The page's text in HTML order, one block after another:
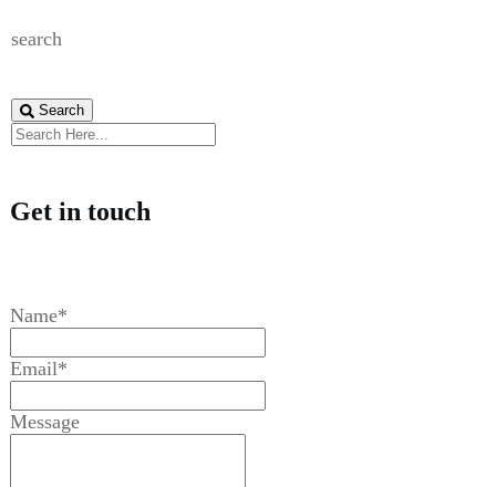
search
Search
Get in touch
Name*
Email*
Message